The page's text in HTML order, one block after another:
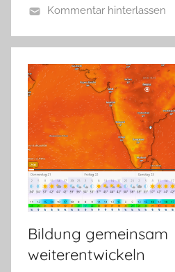
Kommentar hinterlassen
Bildung gemeinsam
weiterentwickeln